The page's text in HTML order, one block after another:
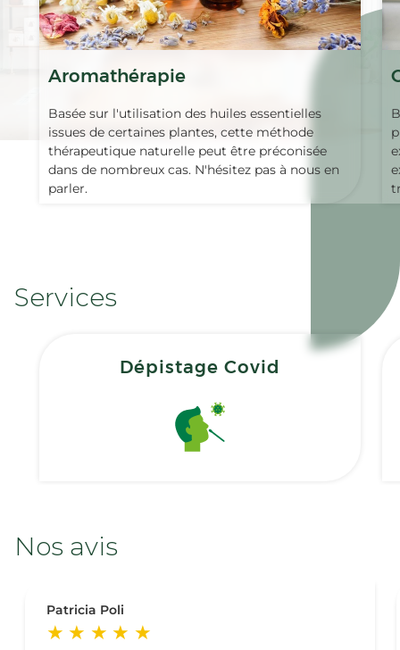
Aromathérapie
Basée sur l'utilisation des huiles essentielles
issues de certaines plantes, cette méthode
thérapeutique naturelle peut être préconisée
dans de nombreux cas. N'hésitez pas à nous en
parler.
Services
Dépistage Covid
Nos avis
Patricia Poli